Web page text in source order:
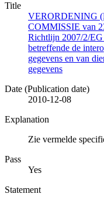
Title
VERORDENING
COMMISSIE van
Richtlijn 2007/2/EG
betreffende de
gegevens en van
gegevens
Date (Publication date)
2010-12-08
Explanation
Zie vermelde
Pass
Yes
Statement